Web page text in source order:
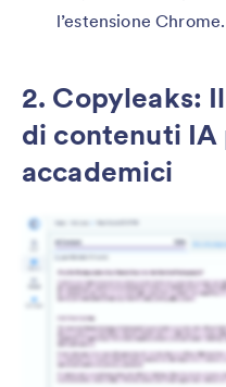
l’estensione Chrome.
2. Copyleaks:
di contenuti IA
accademici